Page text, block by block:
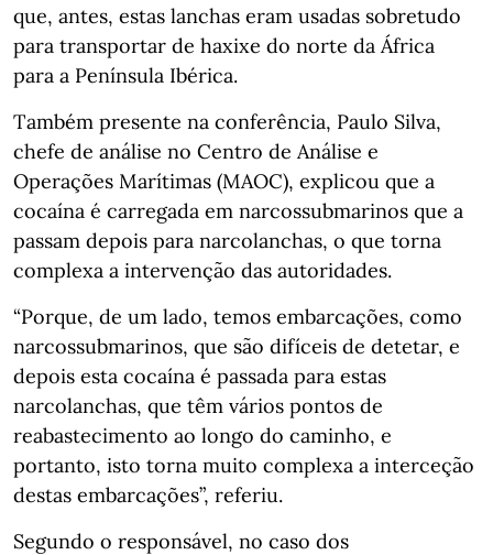
que, antes, estas lanchas eram usadas sobretudo
para transportar de haxixe do norte da África
para a Península Ibérica.
Também presente na conferência, Paulo Silva,
chefe de análise no Centro de Análise e
Operações Marítimas (MAOC), explicou que a
cocaína é carregada em narcossubmarinos que a
passam depois para narcolanchas, o que torna
complexa a intervenção das autoridades.
“Porque, de um lado, temos embarcações, como
narcossubmarinos, que são difíceis de detetar, e
depois esta cocaína é passada para estas
narcolanchas, que têm vários pontos de
reabastecimento ao longo do caminho, e
portanto, isto torna muito complexa a interceção
destas embarcações”, referiu.
Segundo o responsável, no caso dos